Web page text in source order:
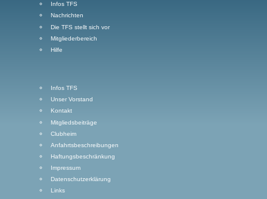
Infos TFS
Nachrichten
Die TFS stellt sich vor
Mitgliederbereich
Hilfe
Infos TFS
Unser Vorstand
Kontakt
Mitgliedsbeiträge
Clubheim
Anfahrtsbeschreibungen
Haftungsbeschränkung
Impressum
Datenschutzerklärung
Links